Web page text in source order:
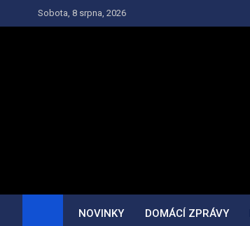
to
Sobota, 8 srpna, 2026
NOVINKY DOMÁCÍ ZPRÁVY